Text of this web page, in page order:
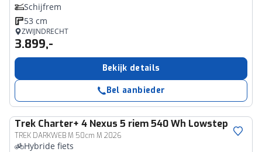
Schijfrem
53 cm
ZWIJNDRECHT
3.899,-
Bekijk details
Bel aanbieder
Trek Charter+ 4 Nexus 5 riem 540 Wh Lowstep
TREK DARKWEB M 50cm M 2026
Hybride fiets